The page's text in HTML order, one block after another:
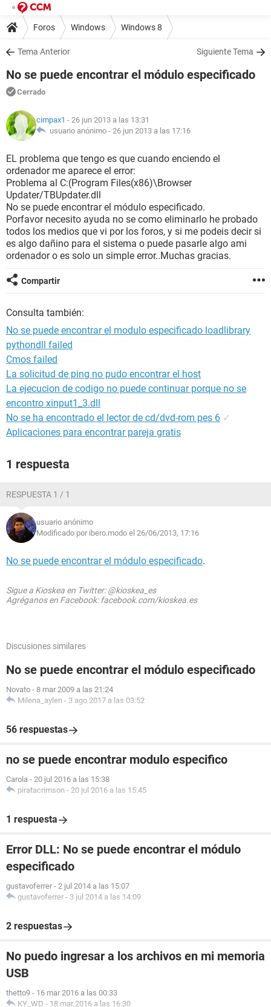
Foros Windows Windows 8
Tema Anterior Siguiente Tema
No se puede encontrar el módulo especificado
Cerrado
cimpax1 - 26 jun 2013 a las 13:31
usuario anónimo - 26 jun 2013 a las 17:16
EL problema que tengo es que cuando enciendo el
ordenador me aparece el error:
Problema al C:(Program Files(x86)\Browser
Updater/TBUpdater.dll
No se puede encontrar el módulo especificado.
Porfavor necesito ayuda no se como eliminarlo he probado
todos los medios que vi por los foros, y si me podeis decir si
es algo dañino para el sistema o puede pasarle algo ami
ordenador o es solo un simple error..Muchas gracias.
Compartir
Consulta también:
No se puede encontrar el modulo especificado loadlibrary
pythondll failed
Cmos failed
La solicitud de ping no pudo encontrar el host
La ejecucion de codigo no puede continuar porque no se
encontro xinput1_3.dll
No se ha encontrado el lector de cd/dvd-rom pes 6 ✓
Aplicaciones para encontrar pareja gratis
1 respuesta
RESPUESTA 1 / 1
usuario anónimo
Modificado por ibero.modo el 26/06/2013, 17:16
No se puede encontrar el módulo especificado.
Sigue a Kioskea en Twitter: @kioskea_es
Agréganos en Facebook: facebook.com/kioskea.es
Discusiones similares
No se puede encontrar el módulo especificado
Novato - 8 mar 2009 a las 21:24
Milena_aylen - 3 ago 2017 a las 03:52
56 respuestas
no se puede encontrar modulo especifico
Carola - 20 jul 2016 a las 15:38
piratacrimson - 20 jul 2016 a las 15:45
1 respuesta
Error DLL: No se puede encontrar el módulo
especificado
gustavoferrer - 2 jul 2014 a las 15:07
gustavoferrer - 3 jul 2014 a las 14:09
2 respuestas
No puedo ingresar a los archivos en mi memoria
USB
thetto9 - 16 mar 2016 a las 00:33
KY_WD - 18 mar 2016 a las 16:30